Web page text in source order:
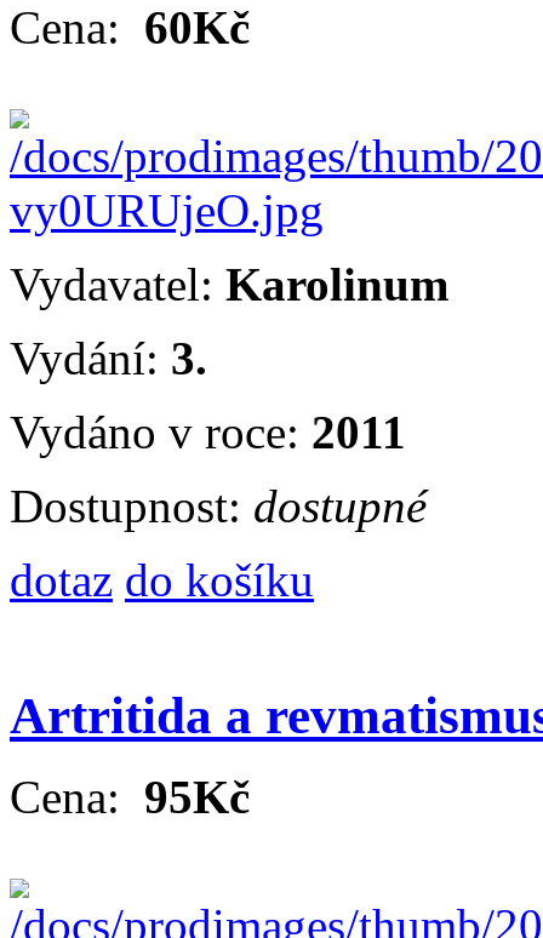
Cena: 60Kč
Vydavatel: Karolinum
Vydání: 3.
Vydáno v roce: 2011
Dostupnost: dostupné
dotaz do košíku
Artritida a
Cena: 95Kč